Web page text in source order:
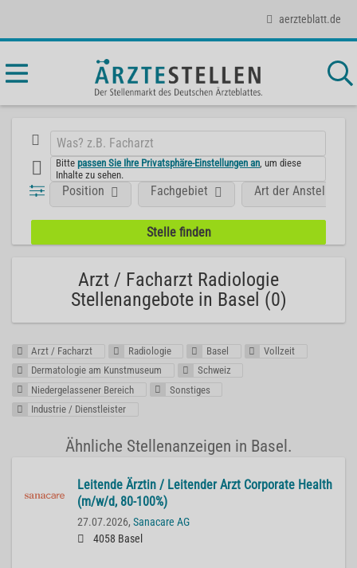
aerzteblatt.de
Bittepassen Sie Ihre Privatsphäre-Einstellungen an , um diese
Inhalte zu sehen.
Position Fachgebiet Art der Anstellung
Arzt / Facharzt Radiologie
Stellenangebote in Basel (0)
Arzt / Facharzt Radiologie Basel
Vollzeit
Dermatologie am Kunstmuseum
Schweiz
Niedergelassener Bereich
Sonstiges
Industrie / Dienstleister
Ähnliche Stellenanzeigen in Basel.
Lei­ten­de Ärz­tin / Lei­ten­der Arzt Cor­po­ra­te He­alth
(m/w/d, 80-100%)
27.07.2026, Sanacare AG
4058 Basel